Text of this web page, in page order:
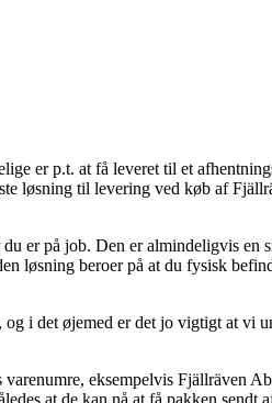
er p.t. at få leveret til et
løsning til levering ved køb af
er på job. Den er almindeligvis en
løsning beroer på at du fysisk
i det øjemed er det jo vigtigt at vi
eksempelvis Fjällräven
at de kan nå at få pakken sendt